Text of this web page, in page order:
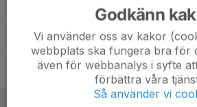
Joakim RydhTränare
Staffan JohanssonTränare
Godkänn
Vi använder oss av kakor
webbplats ska fungera bra för
även för webbanalys i syfte
förbättra våra
Så använder vi